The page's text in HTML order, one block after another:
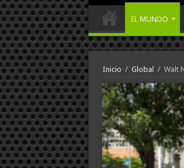
EL MUNDO
Inicio / Global / Walt